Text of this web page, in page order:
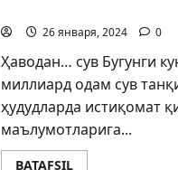
26 января, 2024 0
Ҳаводан… сув Бугунги
миллиард одам сув
ҳудудларда истиқомат
маълумотларига...
BATAFSIL